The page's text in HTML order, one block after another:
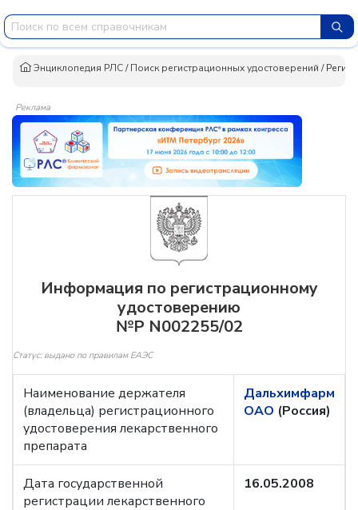
Энциклопедия РЛС/Поиск регистрационных удостоверений /
Реклама
Информация по регистрационному
удостоверению
№Р N002255/02
Статус: выдано по правилам ЕАЭС
Наименование держателя
(владельца) регистрационного
удостоверения лекарственного
препарата
Дальхимфарм
ОАО (Россия)
Дата государственной
регистрации лекарственного
16.05.2008